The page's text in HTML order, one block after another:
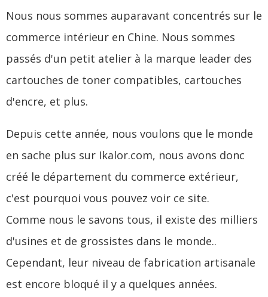
Nous nous sommes auparavant concentrés sur le
commerce intérieur en Chine. Nous sommes
passés d'un petit atelier à la marque leader des
cartouches de toner compatibles, cartouches
d'encre, et plus.
Depuis cette année, nous voulons que le monde
en sache plus sur Ikalor.com, nous avons donc
créé le département du commerce extérieur,
c'est pourquoi vous pouvez voir ce site.
Comme nous le savons tous, il existe des milliers
d'usines et de grossistes dans le monde..
Cependant, leur niveau de fabrication artisanale
est encore bloqué il y a quelques années.